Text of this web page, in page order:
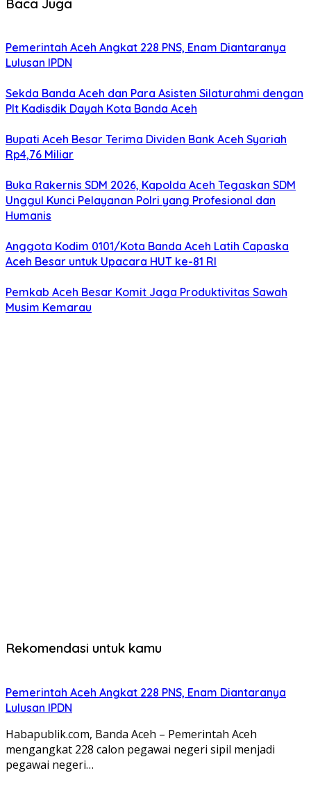
Pemerintah Aceh Angkat 228 PNS, Enam Diantaranya
Lulusan IPDN
Sekda Banda Aceh dan Para Asisten Silaturahmi dengan
Plt Kadisdik Dayah Kota Banda Aceh
Bupati Aceh Besar Terima Dividen Bank Aceh Syariah
Rp4,76 Miliar
Buka Rakernis SDM 2026, Kapolda Aceh Tegaskan SDM
Unggul Kunci Pelayanan Polri yang Profesional dan
Humanis
Anggota Kodim 0101/Kota Banda Aceh Latih Capaska
Aceh Besar untuk Upacara HUT ke-81 RI
Pemkab Aceh Besar Komit Jaga Produktivitas Sawah
Musim Kemarau
Rekomendasi untuk kamu
Pemerintah Aceh Angkat 228 PNS, Enam Diantaranya
Lulusan IPDN
Habapublik.com, Banda Aceh – Pemerintah Aceh
mengangkat 228 calon pegawai negeri sipil menjadi
pegawai negeri…